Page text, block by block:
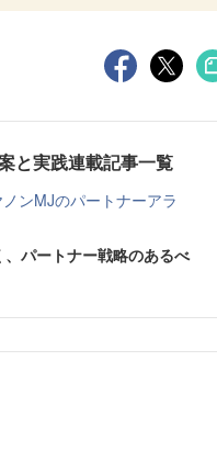
と実践連載記事一覧
ンMJのパートナーアラ
パートナー戦略のあるべ